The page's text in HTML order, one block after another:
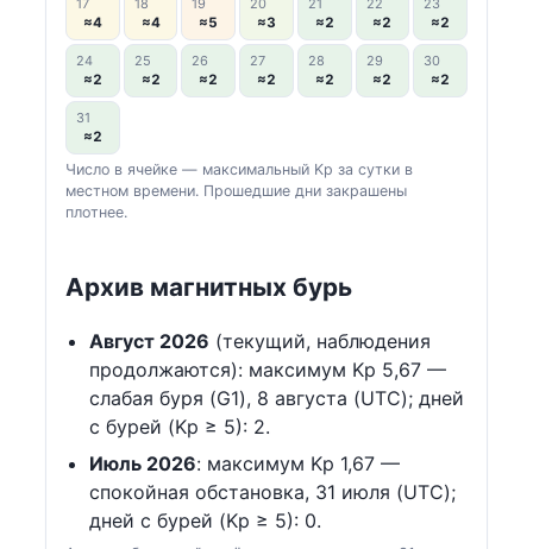
17
≈4
18
≈4
19
≈5
20
≈3
21
≈2
22
≈2
23
≈2
24
≈2
25
≈2
26
≈2
27
≈2
28
≈2
29
≈2
30
≈2
31
≈2
Число в ячейке — максимальный Kp за сутки в
местном времени. Прошедшие дни закрашены
плотнее.
Архив магнитных бурь
Август 2026 (текущий, наблюдения
продолжаются): максимум Kp 5,67 —
слабая буря (G1), 8 августа (UTC); дней
с бурей (Kp ≥ 5): 2.
Июль 2026: максимум Kp 1,67 —
спокойная обстановка, 31 июля (UTC);
дней с бурей (Kp ≥ 5): 0.